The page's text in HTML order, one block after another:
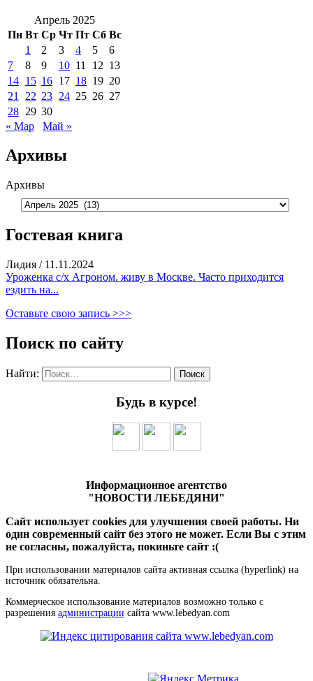
Апрель 2025
Пн Вт Ср Чт Пт Сб Вс
1
2 3 4 5
6
7
8 9 10 11 12 13
14 15 16 17 18 19 20
21
22 23 24 25 26 27
28 29 30
« Мар
Май »
Архивы
Архивы
Гостевая книга
Лидия / 11.11.2024
Уроженка с/х Агроном. живу в Москве. Часто приходится
ездить на...
Оставьте свою запись >>>
Поиск по сайту
Найти:
Будь в курсе!
Информационное агентство
"НОВОСТИ ЛЕБЕДЯНИ"
Сайт использует cookies для улучшения своей работы. Ни
один современный сайт без этого не может. Если Вы с этим
не согласны, пожалуйста, покиньте сайт :(
При использовании материалов сайта активная ссылка (hyperlink) на
источник обязательна.
Коммерческое использование материалов возможно только с
разрешения администрации сайта www.lebedyan.com